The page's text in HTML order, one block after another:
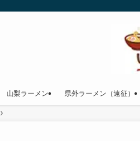
山梨ラーメン 県外ラーメン（遠征）